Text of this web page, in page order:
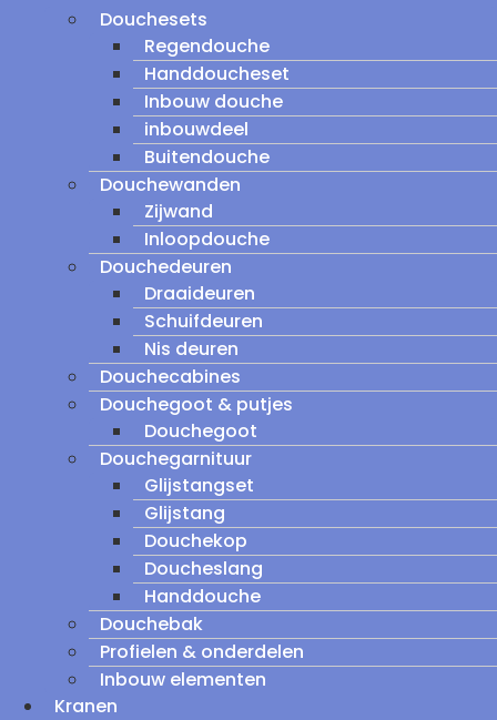
Douchesets
Regendouche
Handdoucheset
Inbouw douche
inbouwdeel
Buitendouche
Douchewanden
Zijwand
Inloopdouche
Douchedeuren
Draaideuren
Schuifdeuren
Nis deuren
Douchecabines
Douchegoot & putjes
Douchegoot
Douchegarnituur
Glijstangset
Glijstang
Douchekop
Doucheslang
Handdouche
Douchebak
Profielen & onderdelen
Inbouw elementen
Kranen